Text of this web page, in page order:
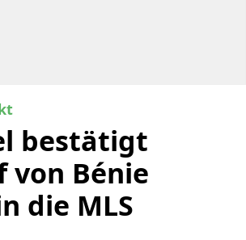
bestätigt
von Bénie
die MLS